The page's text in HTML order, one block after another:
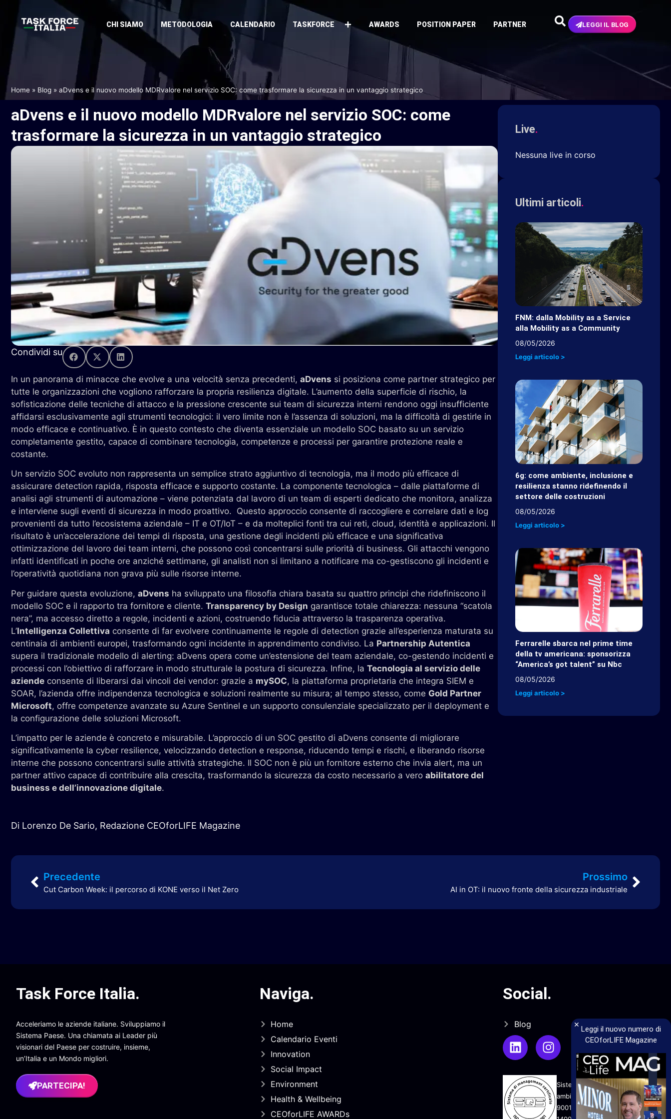
CHI SIAMO METODOLOGIA CALENDARIO TASKFORCE AWARDS POSITION PAPER PARTNER LEGGI IL BLOG
Home » Blog » aDvens e il nuovo modello MDRvalore nel servizio SOC: come trasformare la sicurezza in un vantaggio strategico
aDvens e il nuovo modello MDRvalore nel servizio SOC: come
trasformare la sicurezza in un vantaggio strategico
Condividi su
In un panorama di minacce che evolve a una velocità senza precedenti, aDvens si posiziona come partner strategico per
tutte le organizzazioni che vogliono rafforzare la propria resilienza digitale. L’aumento della superficie di rischio, la
sofisticazione delle tecniche di attacco e la pressione crescente sui team di sicurezza interni rendono oggi insufficiente
affidarsi esclusivamente agli strumenti tecnologici: il vero limite non è l’assenza di soluzioni, ma la difficoltà di gestirle in
modo efficace e continuativo. È in questo contesto che diventa essenziale un modello SOC basato su un servizio
completamente gestito, capace di combinare tecnologia, competenze e processi per garantire protezione reale e
costante.
Un servizio SOC evoluto non rappresenta un semplice strato aggiuntivo di tecnologia, ma il modo più efficace di
assicurare detection rapida, risposta efficace e supporto costante. La componente tecnologica – dalle piattaforme di
analisi agli strumenti di automazione – viene potenziata dal lavoro di un team di esperti dedicato che monitora, analizza
e interviene sugli eventi di sicurezza in modo proattivo. Questo approccio consente di raccogliere e correlare dati e log
provenienti da tutto l’ecosistema aziendale – IT e OT/IoT – e da molteplici fonti tra cui reti, cloud, identità e applicazioni. Il
risultato è un’accelerazione dei tempi di risposta, una gestione degli incidenti più efficace e una significativa
ottimizzazione del lavoro dei team interni, che possono così concentrarsi sulle priorità di business. Gli attacchi vengono
infatti identificati in poche ore anziché settimane, gli analisti non si limitano a notificare ma co-gestiscono gli incidenti e
l’operatività quotidiana non grava più sulle risorse interne.
Per guidare questa evoluzione, aDvens ha sviluppato una filosofia chiara basata su quattro principi che ridefiniscono il
modello SOC e il rapporto tra fornitore e cliente. Transparency by Design garantisce totale chiarezza: nessuna “scatola
nera”, ma accesso diretto a regole, incidenti e azioni, costruendo fiducia attraverso la trasparenza operativa.
L’Intelligenza Collettiva consente di far evolvere continuamente le regole di detection grazie all’esperienza maturata su
centinaia di ambienti europei, trasformando ogni incidente in apprendimento condiviso. La Partnership Autentica
supera il tradizionale modello di alerting: aDvens opera come un’estensione del team aziendale, co-gestendo incidenti e
processi con l’obiettivo di rafforzare in modo strutturale la postura di sicurezza. Infine, la Tecnologia al servizio delle
aziende consente di liberarsi dai vincoli dei vendor: grazie a mySOC, la piattaforma proprietaria che integra SIEM e
SOAR, l’azienda offre indipendenza tecnologica e soluzioni realmente su misura; al tempo stesso, come Gold Partner
Microsoft, offre competenze avanzate su Azure Sentinel e un supporto consulenziale specializzato per il deployment e
la configurazione delle soluzioni Microsoft.
L’impatto per le aziende è concreto e misurabile. L’approccio di un SOC gestito di aDvens consente di migliorare
significativamente la cyber resilience, velocizzando detection e response, riducendo tempi e rischi, e liberando risorse
interne che possono concentrarsi sulle attività strategiche. Il SOC non è più un fornitore esterno che invia alert, ma un
partner attivo capace di contribuire alla crescita, trasformando la sicurezza da costo necessario a vero abilitatore del
business e dell’innovazione digitale.
Di Lorenzo De Sario, Redazione CEOforLIFE Magazine
Live.
Nessuna live in corso
Ultimi articoli.
FNM: dalla Mobility as a Service
alla Mobility as a Community
08/05/2026
Leggi articolo >
6g: come ambiente, inclusione e
resilienza stanno ridefinendo il
settore delle costruzioni
08/05/2026
Leggi articolo >
Ferrarelle sbarca nel prime time
della tv americana: sponsorizza
“America’s got talent” su Nbc
08/05/2026
Leggi articolo >
Precedente
Cut Carbon Week: il percorso di KONE verso il Net Zero
Prossimo
AI in OT: il nuovo fronte della sicurezza industriale
× Leggi il nuovo numero di
CEOforLIFE Magazine
Task Force Italia.
Acceleriamo le aziende italiane. Sviluppiamo il
Sistema Paese. Una chiamata ai Leader più
visionari del Paese per costruire, insieme,
un’Italia e un Mondo migliori.
PARTECIPA!
Naviga.
Home
Calendario Eventi
Innovation
Social Impact
Environment
Health & Wellbeing
CEOforLIFE AWARDs
Social.
Blog
Sistema di gestione qualità e
ambiente UNI EN ISO
9001:2015 - UNI EN ISO